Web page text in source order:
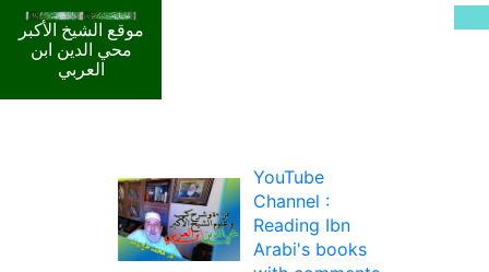
موقع الشيخ الأكبر
محي الدين ابن
العربي
YouTube
Channel :
Reading Ibn
Arabi's books